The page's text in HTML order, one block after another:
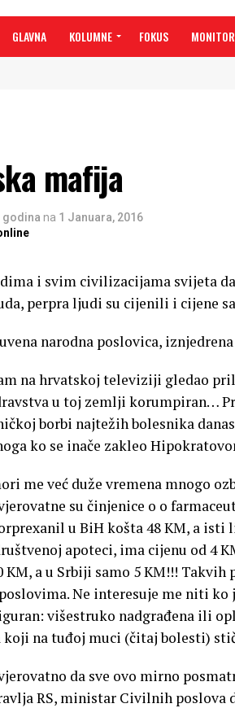
GLAVNA KOLUMNE FOKUS
mafija
godina na 1 Januara, 2016
i svim civilizacijama svijeta
perpra ljudi su cijenili i cijene
narodna poslovica,
na hrvatskoj televiziji gledao
u toj zemlji korumpiran…
borbi najtežih bolesnika
ko se inače zakleo
me već duže vremena mnogo
su činjenice o o
u BiH košta 48 KM, a
apoteci, ima cijenu od 4
KM, a u Srbiji samo 5 KM!!!
Ne interesuje me niti
višestruko nadgrađena ili
na tuđoj muci (čitaj bolesti)
da sve ovo mirno
RS, ministar Civilnih poslova